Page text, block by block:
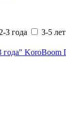
2-3 года 3-5 лет